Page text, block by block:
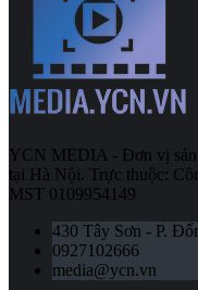
YCN MEDIA - Đơn vị sản
tại Hà Nội. Trực thuộc:
MST 0109954149
430 Tây Sơn - P.
0927102666
media@ycn.vn